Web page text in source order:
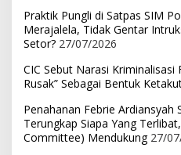
Praktik Pungli di Satpas SIM
Merajalela, Tidak Gentar
Setor? 27/07/2026
CIC Sebut Narasi Kriminalisasi
Rusak” Sebagai Bentuk
Penahanan Febrie Ardiansyah
Terungkap Siapa Yang
Committee) Mendukung 27/